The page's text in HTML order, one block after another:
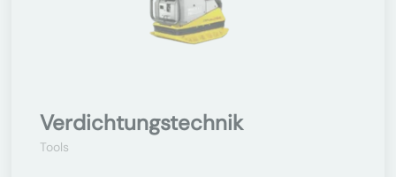
Verdichtungstechnik
Tools